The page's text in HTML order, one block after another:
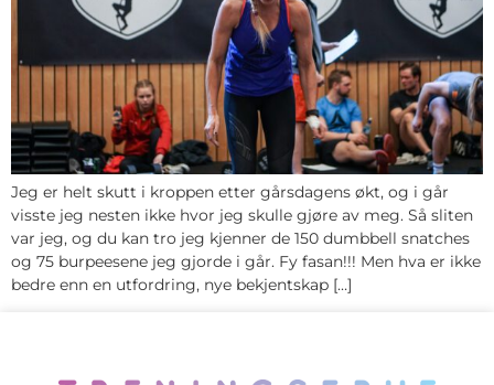
Jeg er helt skutt i kroppen etter gårsdagens økt, og i går
visste jeg nesten ikke hvor jeg skulle gjøre av meg. Så sliten
var jeg, og du kan tro jeg kjenner de 150 dumbbell snatches
og 75 burpeesene jeg gjorde i går. Fy fasan!!! Men hva er ikke
bedre enn en utfordring, nye bekjentskap […]